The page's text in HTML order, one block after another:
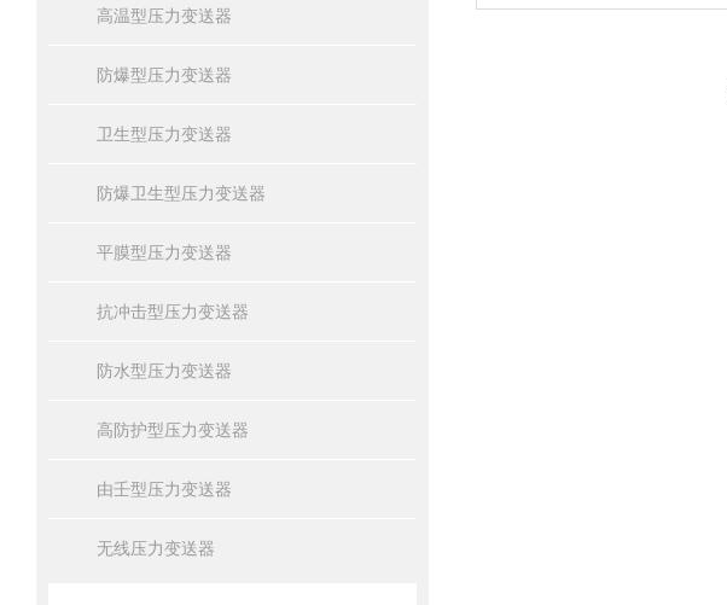
高温型压力变送器
防爆型压力变送器
卫生型压力变送器
防爆卫生型压力变送器
平膜型压力变送器
抗冲击型压力变送器
防水型压力变送器
高防护型压力变送器
由壬型压力变送器
无线压力变送器